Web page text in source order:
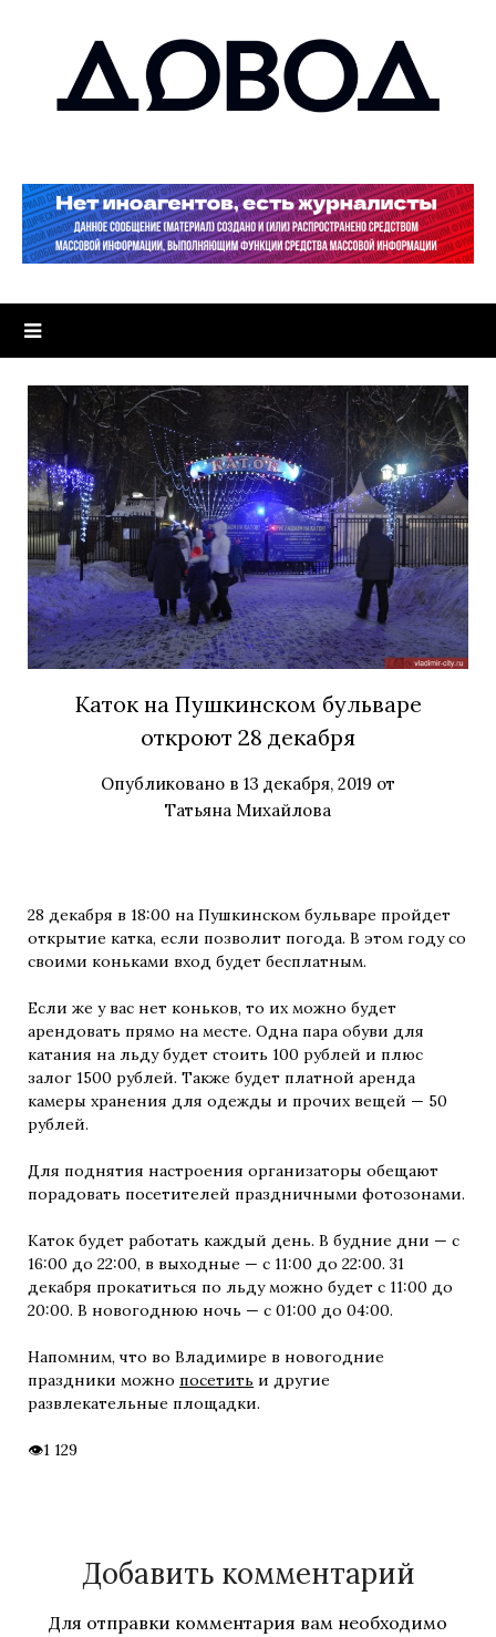
Каток на Пушкинском бульваре
откроют 28 декабря
Опубликовано в 13 декабря, 2019 от
Татьяна Михайлова
28 декабря в 18:00 на Пушкинском бульваре пройдет
открытие катка, если позволит погода. В этом году со
своими коньками вход будет бесплатным.
Если же у вас нет коньков, то их можно будет
арендовать прямо на месте. Одна пара обуви для
катания на льду будет стоить 100 рублей и плюс
залог 1500 рублей. Также будет платной аренда
камеры хранения для одежды и прочих вещей — 50
рублей.
Для поднятия настроения организаторы обещают
порадовать посетителей праздничными фотозонами.
Каток будет работать каждый день. В будние дни — с
16:00 до 22:00, в выходные — с 11:00 до 22:00. 31
декабря прокатиться по льду можно будет с 11:00 до
20:00. В новогоднюю ночь — с 01:00 до 04:00.
Напомним, что во Владимире в новогодние
праздники можно посетить и другие
развлекательные площадки.
1 129
Добавить комментарий
Для отправки комментария вам необходимо